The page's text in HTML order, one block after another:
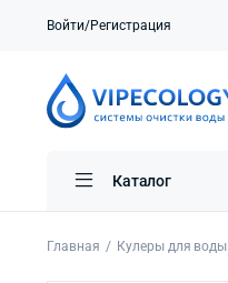
Войти/Регистрация
Каталог
Главная Кулеры для воды